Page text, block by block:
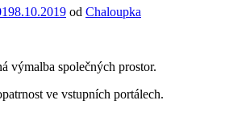
8.10.2019 od Chaloupka
výmalba společných prostor.
ve vstupních portálech.